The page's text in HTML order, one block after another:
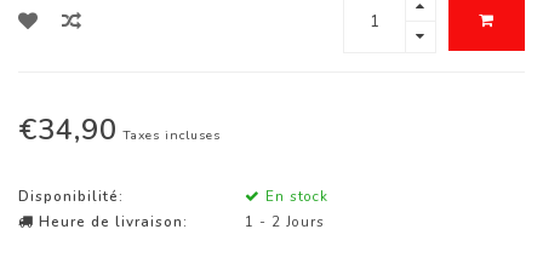
€34,90 Taxes incluses
Disponibilité:
En stock
Heure de livraison:
1 - 2 Jours